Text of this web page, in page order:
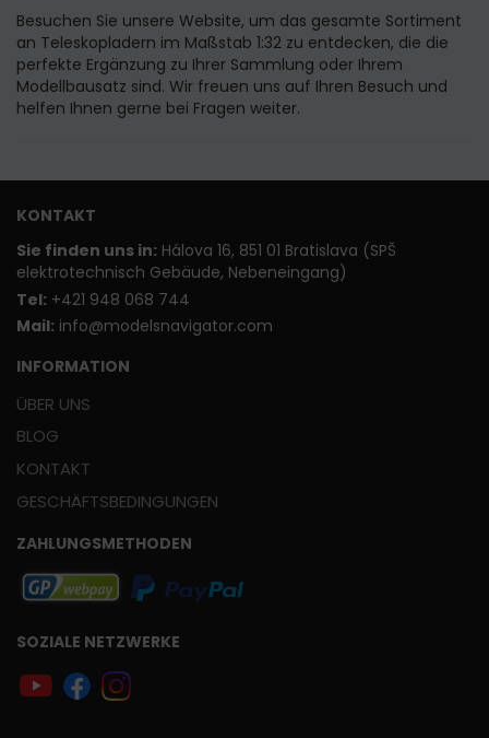
Besuchen Sie unsere Website, um das gesamte Sortiment
an Teleskopladern im Maßstab 1:32 zu entdecken, die die
perfekte Ergänzung zu Ihrer Sammlung oder Ihrem
Modellbausatz sind. Wir freuen uns auf Ihren Besuch und
helfen Ihnen gerne bei Fragen weiter.
KONTAKT
Sie finden uns in: Hálova 16, 851 01 Bratislava (SPŠ
elektrotechnisch Gebäude, Nebeneingang)
Tel: +421 948 068 744
Mail: info@modelsnavigator.com
INFORMATION
ÜBER UNS
BLOG
KONTAKT
GESCHÄFTSBEDINGUNGEN
ZAHLUNGSMETHODEN
SOZIALE NETZWERKE